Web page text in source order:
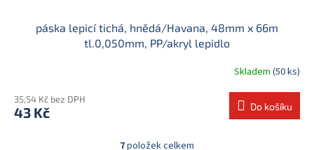
páska lepicí tichá, hnědá/Havana, 48mm x 66m
tl.0,050mm, PP/akryl lepidlo
Skladem (50 ks)
35,54 Kč bez DPH
43 Kč Do košíku
7položek celkem